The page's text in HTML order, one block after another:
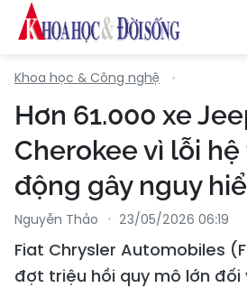
Khoa học & Công nghệ
Hơn 61.000 xe
Cherokee vì lỗi
động gây nguy
Nguyễn Thảo 23/05/2026 06:19
Fiat Chrysler Automobiles
đợt triệu hồi quy mô lớn đối